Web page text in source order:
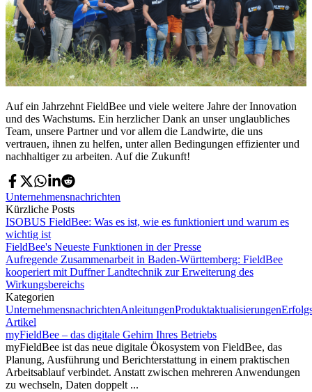
Auf ein Jahrzehnt FieldBee und viele weitere Jahre der Innovation
und des Wachstums. Ein herzlicher Dank an unser unglaubliches
Team, unsere Partner und vor allem die Landwirte, die uns
vertrauen, ihnen zu helfen, unter allen Bedingungen effizienter und
nachhaltiger zu arbeiten. Auf die Zukunft!
Unternehmensnachrichten
Kürzliche Posts
ISOBUS FieldBee: Was es ist, wie es funktioniert und warum es
wichtig ist
FieldBee's Neueste Funktionen in der Presse
Aufregende Zusammenarbeit in Baden-Württemberg: FieldBee
kooperiert mit Duffner Landtechnik zur Erweiterung des
Wirkungsbereichs
Kategorien
UnternehmensnachrichtenAnleitungenProduktaktualisierungen
Artikel
myFieldBee – das digitale Gehirn Ihres Betriebs
myFieldBee ist das neue digitale Ökosystem von FieldBee, das
Planung, Ausführung und Berichterstattung in einem praktischen
Arbeitsablauf verbindet. Anstatt zwischen mehreren Anwendungen
zu wechseln, Daten doppelt ...